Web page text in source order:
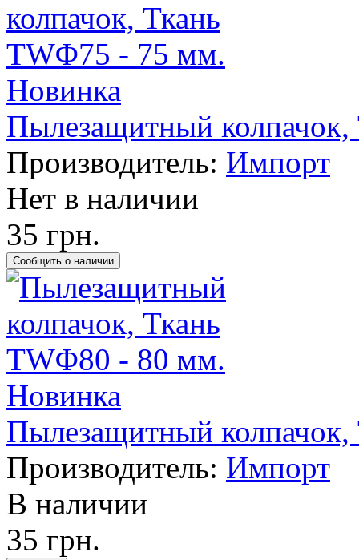
Новинка
Пылезащитный
Производитель: Импорт
Нет в наличии
35 грн.
Новинка
Пылезащитный
Производитель: Импорт
В наличии
35 грн.